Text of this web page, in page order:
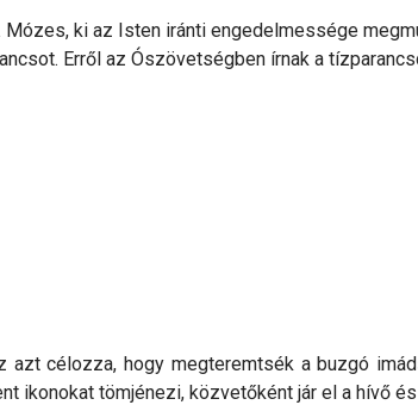
ki az Isten iránti engedelmessége
Erről az Ószövetségben írnak a
célozza, hogy megteremtsék a buzgó
ikonokat tömjénezi, közvetőként jár el a hívő